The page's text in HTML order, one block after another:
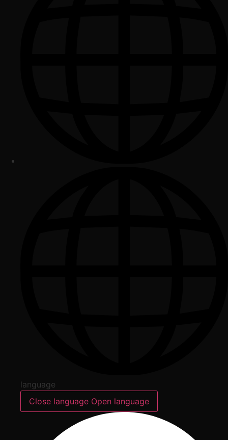
language
Close language Open language